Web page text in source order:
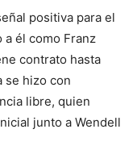
positiva para el
él como Franz
contrato hasta
se hizo con
libre, quien
junto a Wendell